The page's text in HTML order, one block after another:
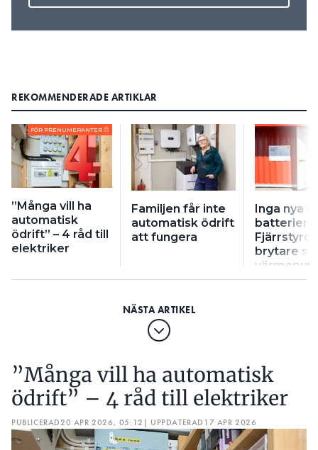
REKOMMENDERADE ARTIKLAR
FÖR PRENUMERANTER
”Många vill ha
automatisk
ödrift” – 4 råd till
elektriker
Familjen får inte
automatisk ödrift
att fungera
Inga nya
batterier:
Fjärrstyrda
brytare
”Många vill ha automatisk
ödrift” – 4 råd till elektriker
PUBLICERAD20 APR 2026, 05:12 | UPPDATERAD 17 APR 2026